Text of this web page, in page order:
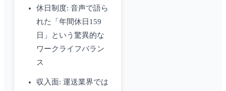
休日制度: 音声で語ら
れた「年間休日159
日」という驚異的な
ワークライフバラン
ス
収入面: 運送業界では